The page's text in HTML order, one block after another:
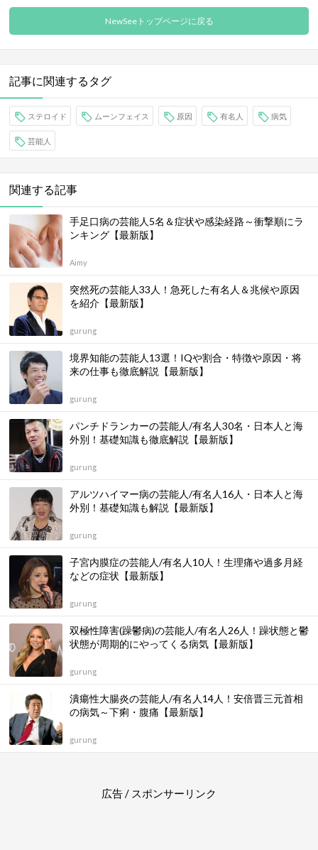
NewSeeトップページに戻る
記事に関連するタグ
ステロイド ムーンフェイス 原因 有名人 病気
芸能人
関連する記事
手足口病の芸能人5名＆症状や感染経路～衝撃順にラ
ンキング【最新版】
Aimy
突然死の芸能人33人！急死した有名人＆兆候や原因
を紹介【最新版】
gurung
境界知能の芸能人13選！IQや割合・特徴や原因・将
来の仕事も徹底解説【最新版】
gurung
パンチドランカーの芸能人/有名人30名・日本人と海
外別！基礎知識も徹底解説【最新版】
gurung
アルツハイマー病の芸能人/有名人16人・日本人と海
外別！基礎知識も解説【最新版】
gurung
子宮内膜症の芸能人/有名人10人！生理痛や過多月経
などの症状【最新版】
gurung
双極性障害(躁鬱病)の芸能人/有名人26人！躁状態と鬱
状態が周期的にやってくる病気【最新版】
gurung
潰瘍性大腸炎の芸能人/有名人14人！安倍晋三元首相
の病気～下痢・腹痛【最新版】
gurung
広告 / スポンサーリンク